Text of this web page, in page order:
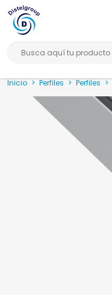
Busca aquí tu producto
Inicio > Perfiles > Perfiles >